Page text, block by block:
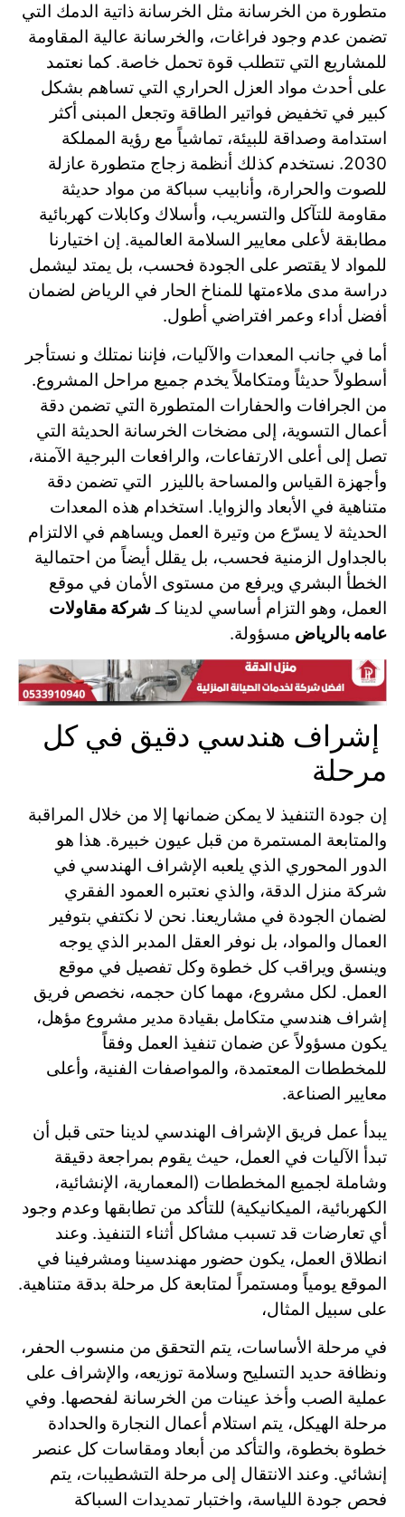
متطورة من الخرسانة مثل الخرسانة ذاتية الدمك التي
تضمن عدم وجود فراغات، والخرسانة عالية المقاومة
للمشاريع التي تتطلب قوة تحمل خاصة. كما نعتمد
على أحدث مواد العزل الحراري التي تساهم بشكل
كبير في تخفيض فواتير الطاقة وتجعل المبنى أكثر
استدامة وصداقة للبيئة، تماشياً مع رؤية المملكة
2030. نستخدم كذلك أنظمة زجاج متطورة عازلة
للصوت والحرارة، وأنابيب سباكة من مواد حديثة
مقاومة للتآكل والتسريب، وأسلاك وكابلات كهربائية
مطابقة لأعلى معايير السلامة العالمية. إن اختيارنا
للمواد لا يقتصر على الجودة فحسب، بل يمتد ليشمل
دراسة مدى ملاءمتها للمناخ الحار في الرياض لضمان
أفضل أداء وعمر افتراضي أطول.
أما في جانب المعدات والآليات، فإننا نمتلك و نستأجر
أسطولاً حديثاً ومتكاملاً يخدم جميع مراحل المشروع.
من الجرافات والحفارات المتطورة التي تضمن دقة
أعمال التسوية، إلى مضخات الخرسانة الحديثة التي
تصل إلى أعلى الارتفاعات، والرافعات البرجية الآمنة،
وأجهزة القياس والمساحة بالليزر التي تضمن دقة
متناهية في الأبعاد والزوايا. استخدام هذه المعدات
الحديثة لا يسرّع من وتيرة العمل ويساهم في الالتزام
بالجداول الزمنية فحسب، بل يقلل أيضاً من احتمالية
الخطأ البشري ويرفع من مستوى الأمان في موقع
العمل، وهو التزام أساسي لدينا كـشركة مقاولات
عامه بالرياض مسؤولة.
إشراف هندسي دقيق في كل
مرحلة
إن جودة التنفيذ لا يمكن ضمانها إلا من خلال المراقبة
والمتابعة المستمرة من قبل عيون خبيرة. هذا هو
الدور المحوري الذي يلعبه الإشراف الهندسي في
شركة منزل الدقة، والذي نعتبره العمود الفقري
لضمان الجودة في مشاريعنا. نحن لا نكتفي بتوفير
العمال والمواد، بل نوفر العقل المدبر الذي يوجه
وينسق ويراقب كل خطوة وكل تفصيل في موقع
العمل. لكل مشروع، مهما كان حجمه، نخصص فريق
إشراف هندسي متكامل بقيادة مدير مشروع مؤهل،
يكون مسؤولاً عن ضمان تنفيذ العمل وفقاً
للمخططات المعتمدة، والمواصفات الفنية، وأعلى
معايير الصناعة.
يبدأ عمل فريق الإشراف الهندسي لدينا حتى قبل أن
تبدأ الآليات في العمل، حيث يقوم بمراجعة دقيقة
وشاملة لجميع المخططات (المعمارية، الإنشائية،
الكهربائية، الميكانيكية) للتأكد من تطابقها وعدم وجود
أي تعارضات قد تسبب مشاكل أثناء التنفيذ. وعند
انطلاق العمل، يكون حضور مهندسينا ومشرفينا في
الموقع يومياً ومستمراً لمتابعة كل مرحلة بدقة متناهية.
على سبيل المثال،
في مرحلة الأساسات، يتم التحقق من منسوب الحفر،
ونظافة حديد التسليح وسلامة توزيعه، والإشراف على
عملية الصب وأخذ عينات من الخرسانة لفحصها. وفي
مرحلة الهيكل، يتم استلام أعمال النجارة والحدادة
خطوة بخطوة، والتأكد من أبعاد ومقاسات كل عنصر
إنشائي. وعند الانتقال إلى مرحلة التشطيبات، يتم
فحص جودة اللياسة، واختبار تمديدات السباكة